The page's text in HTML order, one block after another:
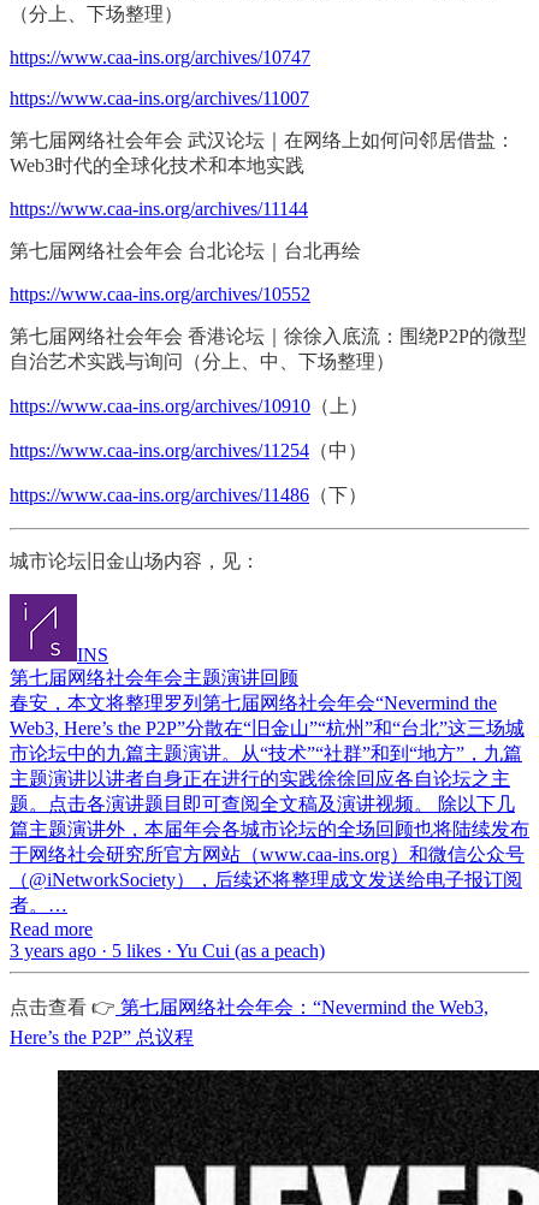
（分上、下场整理）
https://www.caa-ins.org/archives/10747
https://www.caa-ins.org/archives/11007
第七届网络社会年会 武汉论坛｜在网络上如何问邻居借盐：
Web3时代的全球化技术和本地实践
https://www.caa-ins.org/archives/11144
第七届网络社会年会 台北论坛｜台北再绘
https://www.caa-ins.org/archives/10552
第七届网络社会年会 香港论坛｜徐徐入底流：围绕P2P的微型
自治艺术实践与询问（分上、中、下场整理）
https://www.caa-ins.org/archives/10910 （上）
https://www.caa-ins.org/archives/11254 （中）
https://www.caa-ins.org/archives/11486 （下）
城市论坛旧金山场内容，见：
INS
第七届网络社会年会主题演讲回顾
春安，本文将整理罗列第七届网络社会年会“Nevermind the
Web3, Here’s the P2P”分散在“旧金山”“杭州”和“台北”这三场城
市论坛中的九篇主题演讲。从“技术”“社群”和到“地方”，九篇
主题演讲以讲者自身正在进行的实践徐徐回应各自论坛之主
题。点击各演讲题目即可查阅全文稿及演讲视频。 除以下几
篇主题演讲外，本届年会各城市论坛的全场回顾也将陆续发布
于网络社会研究所官方网站（www.caa-ins.org）和微信公众号
（@iNetworkSociety），后续还将整理成文发送给电子报订阅
者。…
Read more
3 years ago · 5 likes · Yu Cui (as a peach)
点击查看 👉 第七届网络社会年会：“Nevermind the Web3,
Here’s the P2P” 总议程